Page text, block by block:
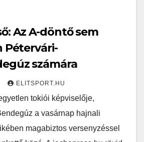
Az A-döntő sem
Pétervári-
számára
ELITSPORT.HU
tokiói képviselője,
a vasárnap hajnali
magabiztos versenyzéssel